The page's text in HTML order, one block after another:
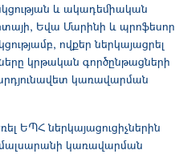
և ակադեմիական
Եվա Մարինի և պրոֆեսոր
ովքեր ներկայացրել
կրթական գործընթացների
կառավարման
ԵՊՀ ներկայացուցիչներին
կառավարման